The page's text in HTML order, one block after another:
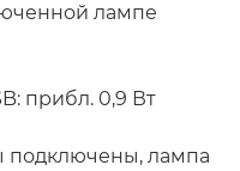
лампе
прибл. 0,9 Вт
подключены, лампа